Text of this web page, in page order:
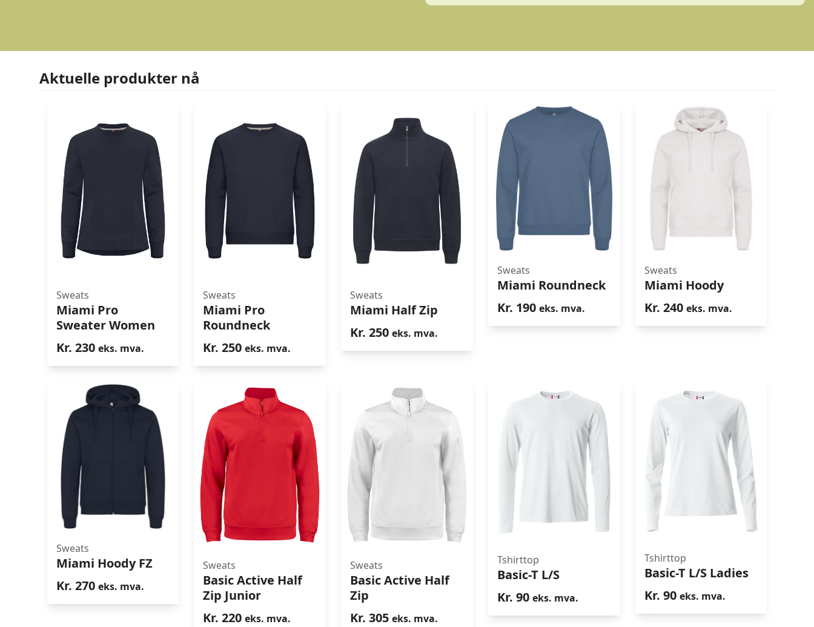
Aktuelle produkter nå
Miami Pro Sweater
Women
Sweats
Miami Pro
Sweater Women
Kr. 230 eks. mva.
Miami Pro Roundneck
Sweats
Miami Pro
Roundneck
Kr. 250 eks. mva.
Miami Half Zip
Sweats
Miami Half Zip
Kr. 250 eks. mva.
Miami Roundneck
Sweats
Miami Roundneck
Kr. 190 eks. mva.
Miami Hoody
Sweats
Miami Hoody
Kr. 240 eks. mva.
Miami Hoody FZ
Sweats
Miami Hoody FZ
Kr. 270 eks. mva.
Basic Active Half Zip
Junior
Sweats
Basic Active Half
Zip Junior
Kr. 220 eks. mva.
Basic Active Half Zip
Sweats
Basic Active Half
Zip
Kr. 305 eks. mva.
Basic-T L/S
Tshirttop
Basic-T L/S
Kr. 90 eks. mva.
Basic-T L/S Ladies
Tshirttop
Basic-T L/S Ladies
Kr. 90 eks. mva.